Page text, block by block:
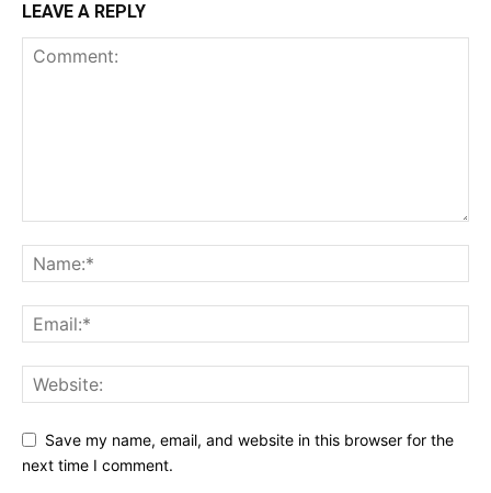
LEAVE A REPLY
Save my name, email, and website in this browser for the
next time I comment.